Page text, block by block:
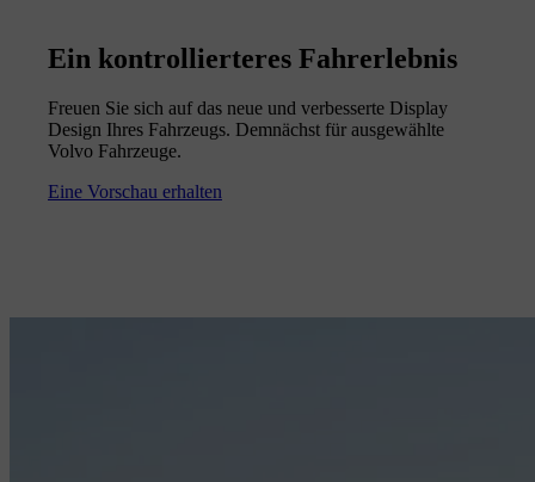
Ein kontrollierteres Fahrerlebnis
Freuen Sie sich auf das neue und verbesserte Display
Design Ihres Fahrzeugs. Demnächst für ausgewählte
Volvo Fahrzeuge.
Eine Vorschau erhalten